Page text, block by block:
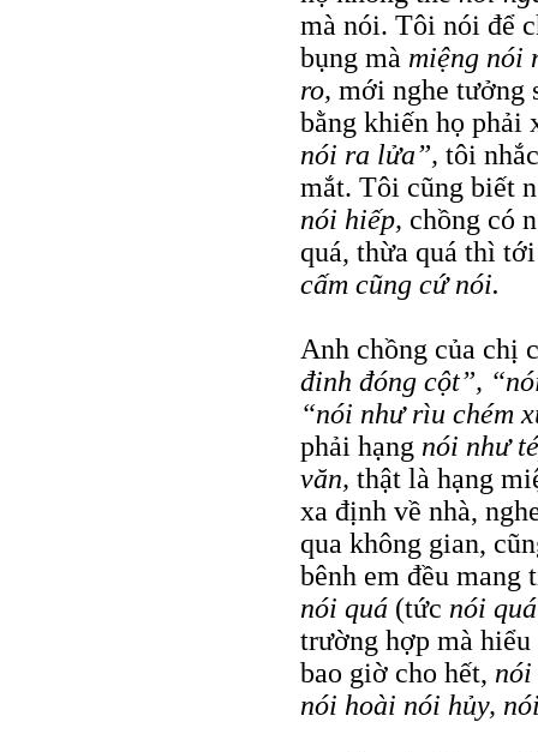
mà nói. Tôi nói để
bụng mà miệng nói
ro, mới nghe tưởng
bằng khiến họ phải
nói ra lửa”, tôi
mắt. Tôi cũng biết
nói hiếp, chồng có
quá, thừa quá thì
cấm cũng cứ nói.
Anh chồng của chị
đinh đóng cột”,
“nói như rìu chém
phải hạng nói như
văn, thật là hạng
xa định về nhà,
qua không gian,
bênh em đều mang
nói quá (tức nói
trường hợp mà
bao giờ cho hết, nói
nói hoài nói hủy,